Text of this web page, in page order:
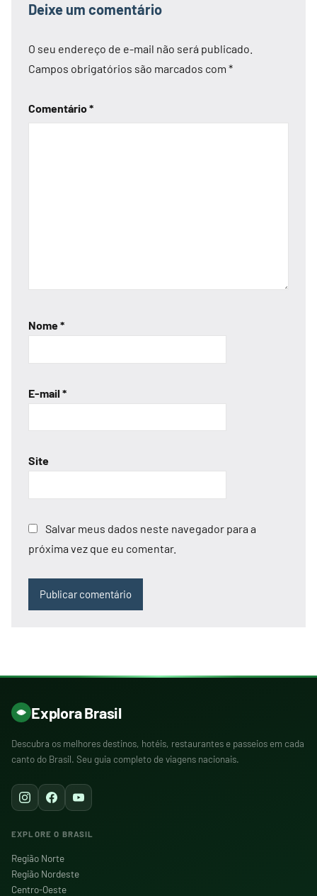
Deixe um comentário
O seu endereço de e-mail não será publicado.
Campos obrigatórios são marcados com *
Comentário*
Nome*
E-mail *
Site
Salvar meus dados neste navegador para a
próxima vez que eu comentar.
Explora Brasil
Descubra os melhores destinos, hotéis, restaurantes e passeios em cada
canto do Brasil. Seu guia completo de viagens nacionais.
EXPLORE O BRASIL
Região Norte
Região Nordeste
Centro-Oeste